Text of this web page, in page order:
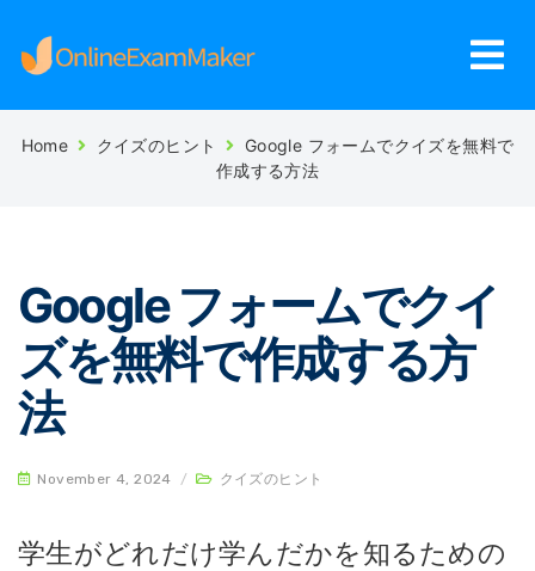
Home クイズのヒント
Google フォームでクイズを無料で
作成する方法
Google フォームでクイ
ズを無料で作成する方
法
November 4, 2024 / クイズのヒント
学生がどれだけ学んだかを知るための